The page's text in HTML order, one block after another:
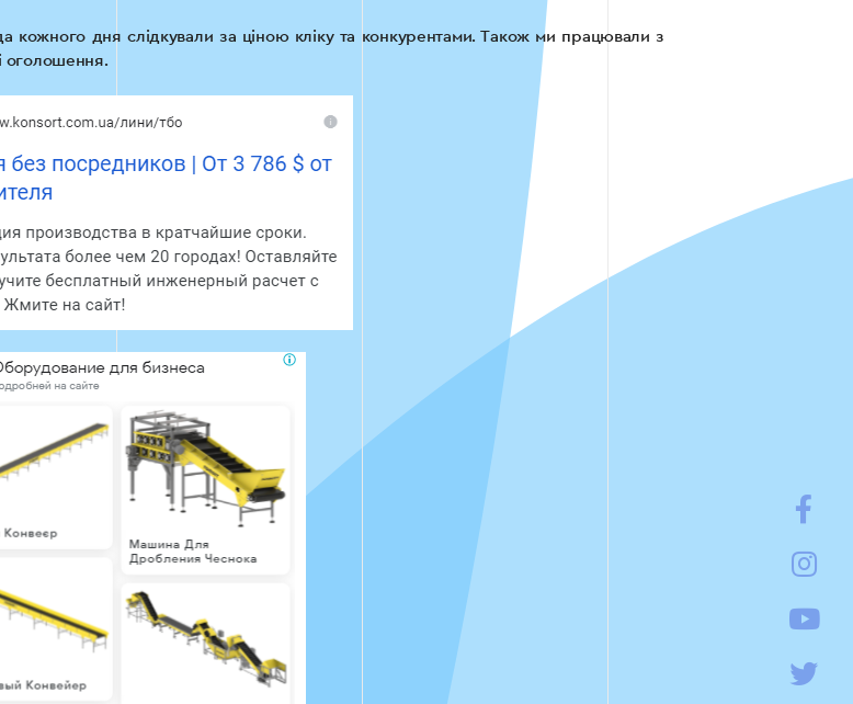
кожного дня слідкували за ціною кліку та конкурентами. Також ми працювали з
оголошення.